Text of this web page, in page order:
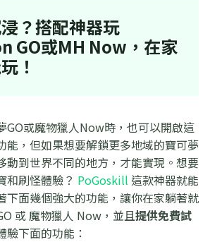
？搭配神器玩
GO或MH Now，在家
！
GO或魔物獵人Now時，也可以開啟這
能，但如果想要解鎖更多地域的寶可夢
動到世界不同的地方，才能實現。想要
和刷怪體驗？ PoGoskill 這款神器就能
下面幾個強大的功能，讓你在家躺著就
或 魔物獵人 Now，並且提供免費試
驗下面的功能：